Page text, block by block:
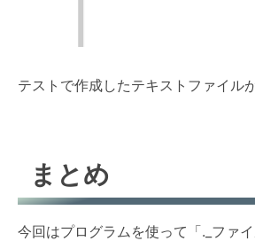
テストで作成したテキストファイル
まとめ
今回はプログラムを使って「._ファ